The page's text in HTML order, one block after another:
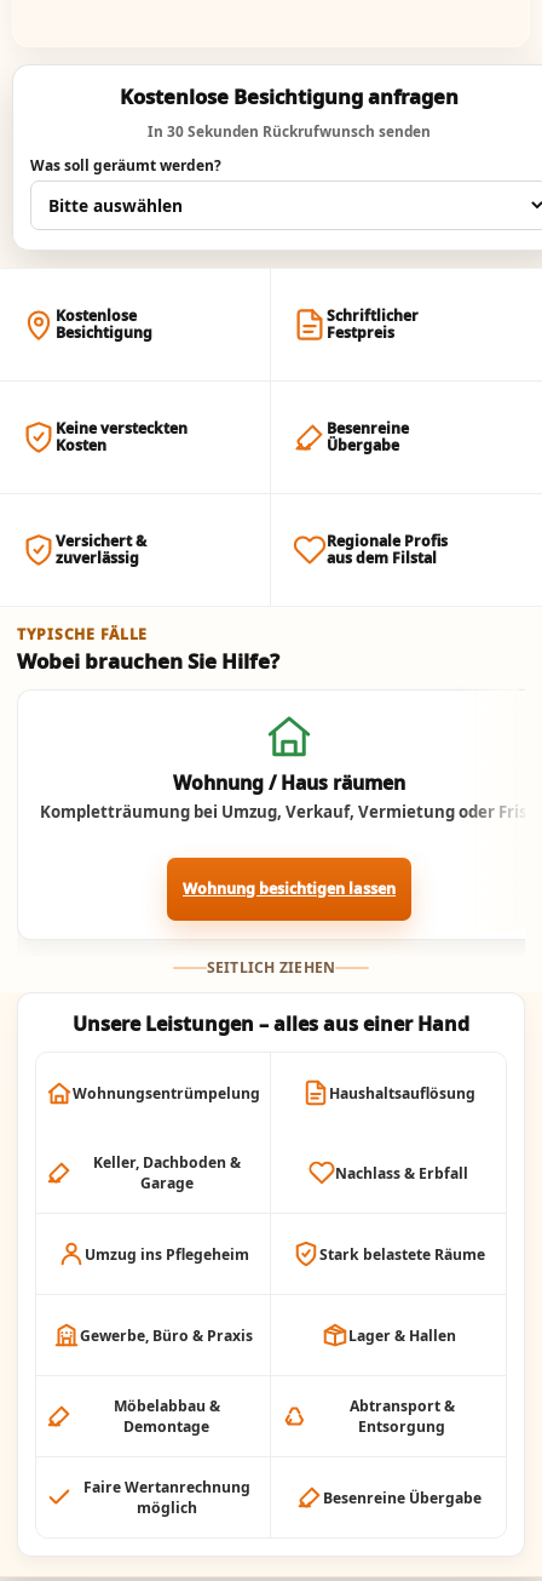
Kostenlose Besichtigung anfragen
In 30 Sekunden Rückrufwunsch senden
Was soll geräumt werden?
Jetzt anrufen
Kostenlose
Besichtigung
Schriftlicher
Festpreis
Keine versteckten
Kosten
Besenreine
Übergabe
Versichert &
zuverlässig
Regionale Profis
aus dem Filstal
TYPISCHE FÄLLE
Wobei brauchen Sie Hilfe?
Wohnung / Haus räumen
Kompletträumung bei Umzug, Verkauf, Vermietung oder Frist.
Wohnung besichtigen lassen
SEITLICH ZIEHEN
Unsere Leistungen – alles aus einer Hand
Wohnungsentrümpelung Haushaltsauflösung
Keller, Dachboden &
Garage
Nachlass & Erbfall
Umzug ins Pflegeheim Stark belastete Räume
Gewerbe, Büro & Praxis Lager & Hallen
Möbelabbau &
Demontage
Abtransport &
Entsorgung
Faire Wertanrechnung
möglich
Besenreine Übergabe